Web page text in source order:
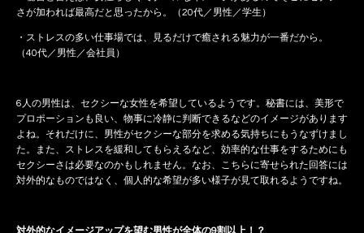
さが加われば最高だと思ったから。（20代／男性／学生）
・ストレスの多い仕事場では、見るだけで癒される魅力が一番だから。
（40代／男性／会社員）
6人の男性は、セクシーな女性を希望しているようです。秘書には、美形で
プロポーションも良い、物事に冷静に判断できるなどのイメージがあります
よね。それだけに、男性がセクシーな部分を求める気持ちにもうなずけまし
た。また、ストレスを緩和してもらえるなど、効率的な仕事をするためにも
セクシーさは必要なのかもしれません。なお、こちらに寄せられた回答には
対外的なものではなく、個人的な希望が多い様子が見て取れるようですね。